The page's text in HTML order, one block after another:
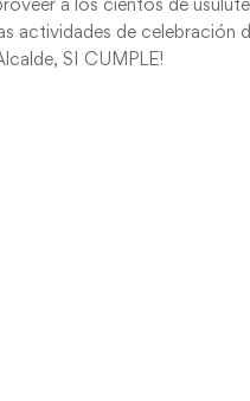
a los cientos de
actividades de celebración
SI CUMPLE!